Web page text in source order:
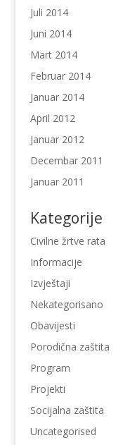
Juli 2014
Juni 2014
Mart 2014
Februar 2014
Januar 2014
April 2012
Januar 2012
Decembar 2011
Januar 2011
Kategorije
Civilne žrtve rata
Informacije
Izvještaji
Nekategorisano
Obavijesti
Porodična zaštita
Program
Projekti
Socijalna zaštita
Uncategorised